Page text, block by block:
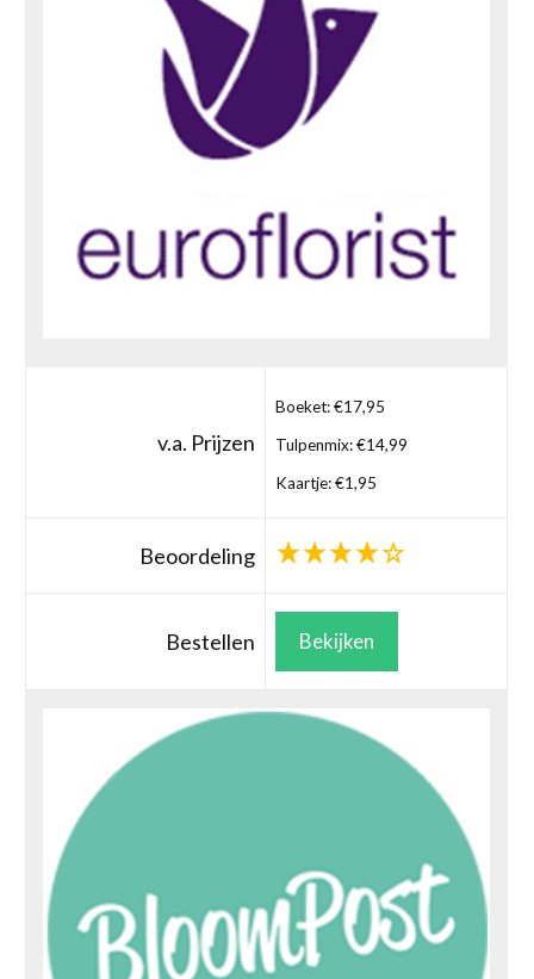
v.a. Prijzen
Boeket: €17,95
Tulpenmix: €14,99
Kaartje: €1,95
Beoordeling
Bestellen Bekijken